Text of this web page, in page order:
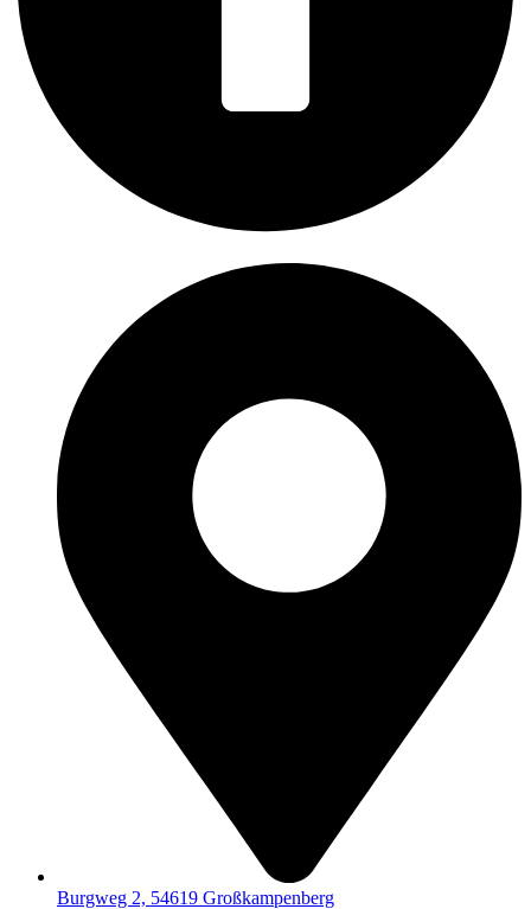
Burgweg 2, 54619 Großkampenberg